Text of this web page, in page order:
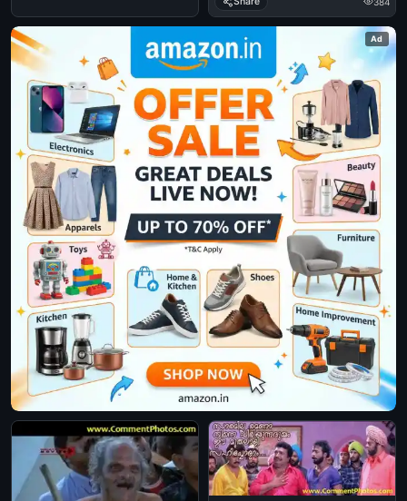
chodhikkuva.. Sachine Veendum
kalippikkaan pattuvo sir - Mohan
Lal in Chithram
Ad